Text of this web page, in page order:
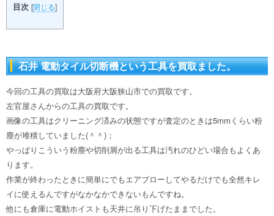
目次 [閉じる]
石井 電動タイル切断機という工具を買取ました。
今回の工具の買取は大阪府大阪狭山市での買取です。
左官屋さんからの工具の買取です。
画像の工具はクリーニング済みの状態ですが査定のときは5mmくらい粉
塵が堆積していました(＾＾)；
やっぱりこういう粉塵や切削屑が出る工具は汚れのひどい場合もよくあ
ります。
作業が終わったときに簡単にでもエアブローしてやるだけでも全然キレ
イに使えるんですがなかなかできないもんですね。
他にも倉庫に電動ホイストも天井に吊り下げたままでした。